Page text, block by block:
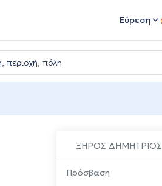
Εύρεση
ΞΗΡΟΣ ΔΗΜΗΤΡΙΟΣ
Πρόσβαση